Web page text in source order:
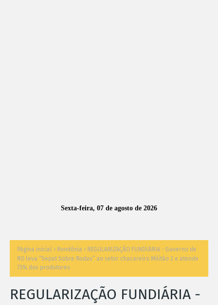
Sexta-feira, 07 de agosto de 2026
Página inicial Rondônia
REGULARIZAÇÃO FUNDIÁRIA - Governo de
RO leva “Sepat Sobre Rodas” ao setor chacareiro Militão 2 e atende
73% dos produtores
REGULARIZAÇÃO FUNDIÁRIA -